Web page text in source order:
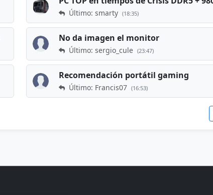
Último: smarty (18:35)
No da imagen el monitor
Último: sergio_cule (23:47)
Recomendación portátil gaming
Último: Francis07 (16:53)